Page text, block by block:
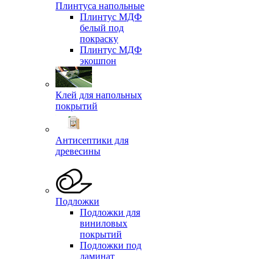
Плинтуса напольные
Плинтус МДФ
белый под
покраску
Плинтус МДФ
экошпон
Клей для напольных
покрытий
Антисептики для
древесины
Подложки
Подложки для
виниловых
покрытий
Подложки под
ламинат